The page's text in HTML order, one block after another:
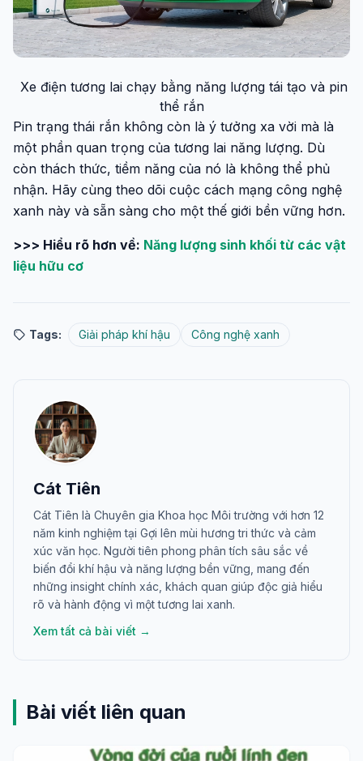
Xe điện tương lai chạy bằng năng lượng tái tạo và pin
thể rắn
Pin trạng thái rắn không còn là ý tưởng xa vời mà là
một phần quan trọng của tương lai năng lượng. Dù
còn thách thức, tiềm năng của nó là không thể phủ
nhận. Hãy cùng theo dõi cuộc cách mạng công nghệ
xanh này và sẵn sàng cho một thế giới bền vững hơn.
>>> Hiểu rõ hơn về: Năng lượng sinh khối từ các vật
liệu hữu cơ
Tags: Giải pháp khí hậu Công nghệ xanh
Cát Tiên
Cát Tiên là Chuyên gia Khoa học Môi trường với hơn 12
năm kinh nghiệm tại Gợi lên mùi hương tri thức và cảm
xúc văn học. Người tiên phong phân tích sâu sắc về
biến đổi khí hậu và năng lượng bền vững, mang đến
những insight chính xác, khách quan giúp độc giả hiểu
rõ và hành động vì một tương lai xanh.
Xem tất cả bài viết →
Bài viết liên quan